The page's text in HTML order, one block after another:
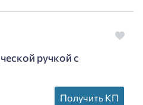
ручкой с
Получить КП